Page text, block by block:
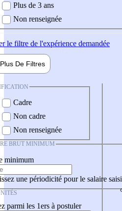
Plus de 3 ans
Non renseignée
le filtre de l'expérience demandée
Plus De Filtres
Cadre
Non cadre
Non renseignée
BRUT MINIMUM
minimum
une périodicité pour le salaire saisi
parmi les 1ers à postuler